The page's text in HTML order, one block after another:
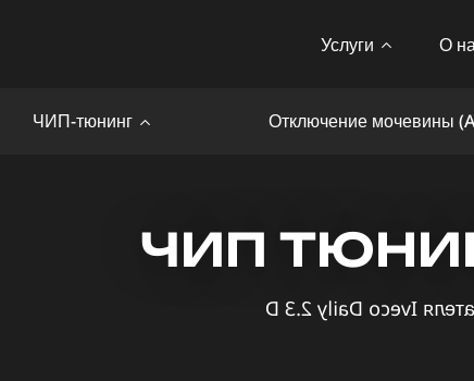
Услуги О
ЧИП-тюнинг Отключение мочевины
ЧИП